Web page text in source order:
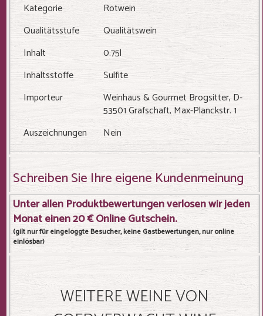
Kategorie
Rotwein
Qualitätsstufe
Qualitätswein
Inhalt
0.75l
Inhaltsstoffe
Sulfite
Importeur
Weinhaus & Gourmet Brogsitter, D-
53501 Grafschaft, Max-Planckstr. 1
Auszeichnungen
Nein
Schreiben Sie Ihre eigene Kundenmeinung
Unter allen Produktbewertungen verlosen wir jeden
Monat einen 20 € Online Gutschein.
(gilt nur für eingeloggte Besucher, keine Gastbewertungen, nur online
einlösbar)
WEITERE WEINE VON